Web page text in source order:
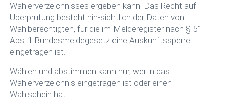
Wählerverzeichnisses ergeben kann. Das Recht auf
Überprüfung besteht hin-sichtlich der Daten von
Wahlberechtigten, für die im Melderegister nach § 51
Abs. 1 Bundesmeldegesetz eine Auskunftssperre
eingetragen ist.
Wählen und abstimmen kann nur, wer in das
Wählerverzeichnis eingetragen ist oder einen
Wahlschein hat.